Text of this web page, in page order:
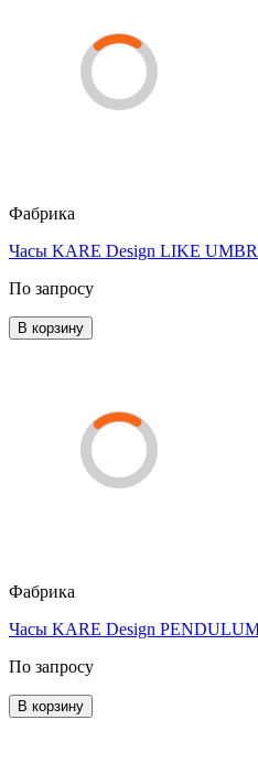
Фабрика
Часы KARE Design LIKE
По запросу
В корзину
Фабрика
Часы KARE Design
По запросу
В корзину